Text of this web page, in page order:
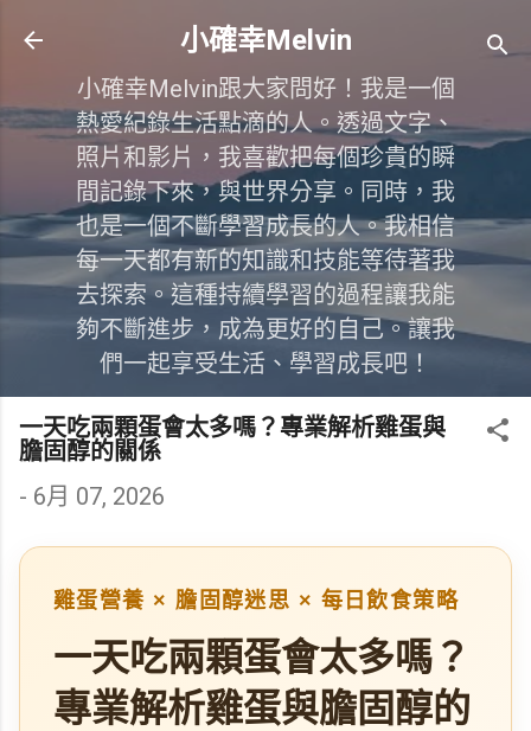
跳到主要內容
小確幸Melvin
小確幸Melvin跟大家問好！我是一個
熱愛紀錄生活點滴的人。透過文字、
照片和影片，我喜歡把每個珍貴的瞬
間記錄下來，與世界分享。同時，我
也是一個不斷學習成長的人。我相信
每一天都有新的知識和技能等待著我
去探索。這種持續學習的過程讓我能
夠不斷進步，成為更好的自己。讓我
們一起享受生活、學習成長吧！
一天吃兩顆蛋會太多嗎？專業解析雞蛋與
膽固醇的關係
- 6月 07, 2026
雞蛋營養 × 膽固醇迷思 × 每日飲食策略
一天吃兩顆蛋會太多嗎？
專業解析雞蛋與膽固醇的